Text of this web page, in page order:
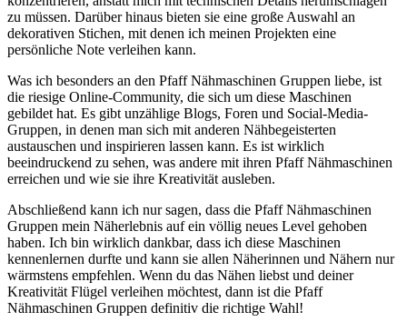
zu müssen. Darüber hinaus bieten sie eine große Auswahl an
dekorativen Stichen, mit denen ich meinen Projekten eine
persönliche Note verleihen kann.
Was ich besonders an den Pfaff Nähmaschinen Gruppen liebe, ist
die riesige Online-Community, die sich um diese Maschinen
gebildet hat. Es gibt unzählige Blogs, Foren und Social-Media-
Gruppen, in denen man sich mit anderen Nähbegeisterten
austauschen und inspirieren lassen kann. Es ist wirklich
beeindruckend zu sehen, was andere mit ihren Pfaff Nähmaschinen
erreichen und wie sie ihre Kreativität ausleben.
Abschließend kann ich nur sagen, dass die Pfaff Nähmaschinen
Gruppen mein Näherlebnis auf ein völlig neues Level gehoben
haben. Ich bin wirklich dankbar, dass ich diese Maschinen
kennenlernen durfte und kann sie allen Näherinnen und Nähern nur
wärmstens empfehlen. Wenn du das Nähen liebst und deiner
Kreativität Flügel verleihen möchtest, dann ist die Pfaff
Nähmaschinen Gruppen definitiv die richtige Wahl!